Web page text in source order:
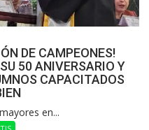
DE CAMPEONES!
50 ANIVERSARIO Y
CAPACITADOS
en...